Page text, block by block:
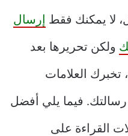
إرسال
ولكن تحريرها بعد
تخبرك العلامات
رسالتك. فيما يلي أفضل
القراءة على